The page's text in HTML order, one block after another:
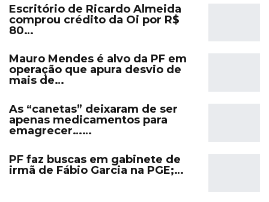
Escritório de Ricardo Almeida
comprou crédito da Oi por R$
80…
Mauro Mendes é alvo da PF em
operação que apura desvio de
mais de…
As “canetas” deixaram de ser
apenas medicamentos para
emagrecer……
PF faz buscas em gabinete de
irmã de Fábio Garcia na PGE;…